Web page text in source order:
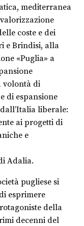
mediterranea
valorizzazione
coste e dei
e Brindisi, alla
«Puglia» a
volontà di
di espansione
liberale:
ai progetti di
e
Adalia.
pugliese si
esprimere
della
decenni del